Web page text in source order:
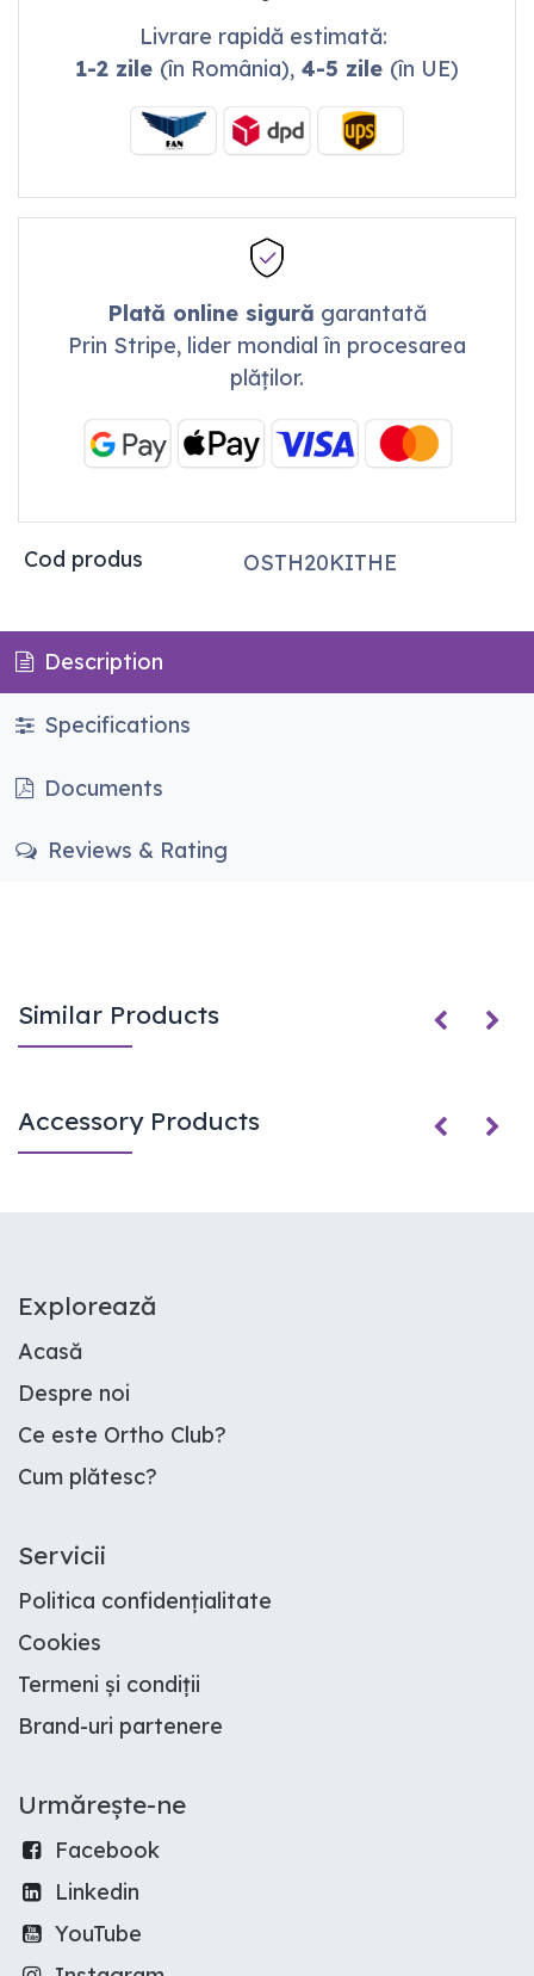
Livrare rapidă estimată:
1-2 zile (în România),4-5 zile (în UE)
Plată online sigură garantată
Prin Stripe, lider mondial în procesarea
plăților.
Cod produs OSTH20KITHE
Description
Specifications
Documents
Reviews & Rating
Similar Products
Accessory Products
E​xplorează
Acasă
Despre noi
Ce este Ortho Club?
Cum plătesc?
Servicii
Politica confidențialitate
Cookies
Termeni și condiții
Brand-uri partenere
Urmărește-ne
Facebook
Linkedin
YouTube